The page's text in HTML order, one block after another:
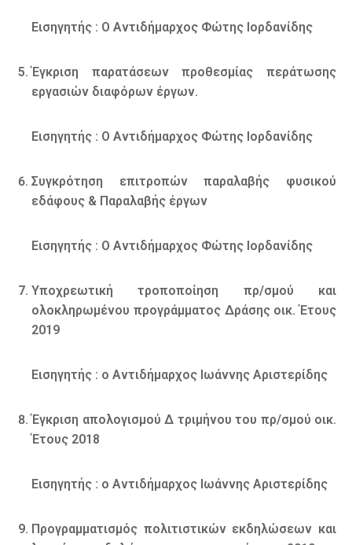
Εισηγητής : Ο Αντιδήμαρχος Φώτης Ιορδανίδης
Έγκριση παρατάσεων προθεσμίας περάτωσης
εργασιών διαφόρων έργων.
Εισηγητής : Ο Αντιδήμαρχος Φώτης Ιορδανίδης
Συγκρότηση επιτροπών παραλαβής φυσικού
εδάφους & Παραλαβής έργων
Εισηγητής : Ο Αντιδήμαρχος Φώτης Ιορδανίδης
Υποχρεωτική τροποποίηση πρ/σμού και
ολοκληρωμένου προγράμματος Δράσης οικ. Έτους
2019
Εισηγητής : ο Αντιδήμαρχος Ιωάννης Αριστερίδης
Έγκριση απολογισμού Δ τριμήνου του πρ/σμού οικ.
Έτους 2018
Εισηγητής : ο Αντιδήμαρχος Ιωάννης Αριστερίδης
Προγραμματισμός πολιτιστικών εκδηλώσεων και